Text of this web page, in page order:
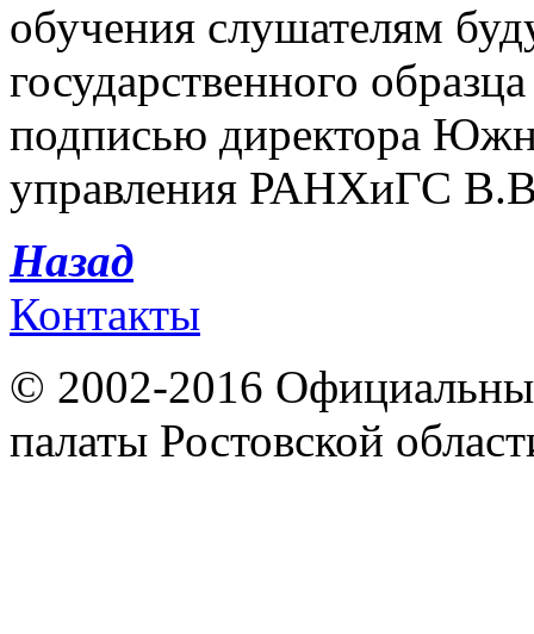
обучения слушателям
государственного
подписью директора
управления РАНХиГС
Назад
Контакты
© 2002-2016
палаты Ростовской